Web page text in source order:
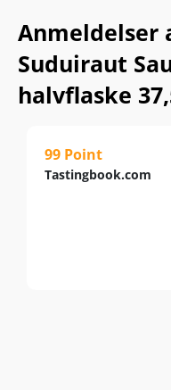
største internationale
proportioner at
Frugterne der høstes i
manager Pierre
50% nye).
Siden lanceringen af 2.
Anmeldelser
Suduiraut
halvflaske
99 Point
Tastingbook.com